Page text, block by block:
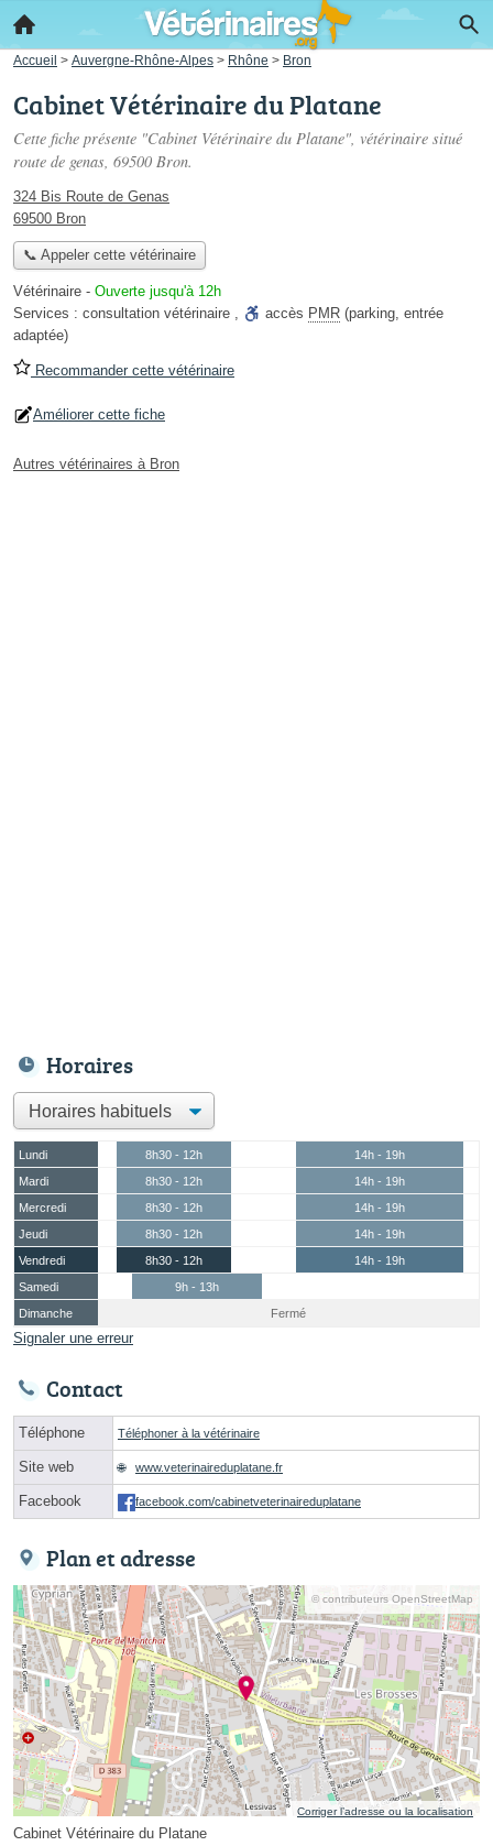
Accueil > Auvergne-Rhône-Alpes > Rhône > Bron
Cabinet Vétérinaire du Platane
Cette fiche présente "Cabinet Vétérinaire du Platane", vétérinaire situé
route de genas, 69500 Bron.
324 Bis Route de Genas
69500 Bron
📞 Appeler cette vétérinaire
Vétérinaire - Ouverte jusqu'à 12h
Services : consultation vétérinaire , accès PMR (parking, entrée
adaptée)
Recommander cette vétérinaire
Améliorer cette fiche
Autres vétérinaires à Bron
Horaires
Lundi 8h30 - 12h
14h - 19h
Mardi
8h30 - 12h
14h - 19h
Mercredi
8h30 - 12h
14h - 19h
Jeudi
8h30 - 12h
14h - 19h
Vendredi
8h30 - 12h
14h - 19h
Samedi
9h - 13h
Dimanche
Fermé
Signaler une erreur
Contact
Téléphone Téléphoner à la vétérinaire
Site web www.veterinaireduplatane.fr
Facebook facebook.com/cabinetveterinaireduplatane
Plan et adresse
© contributeurs OpenStreetMap
Corriger l’adresse ou la localisation
Cabinet Vétérinaire du Platane